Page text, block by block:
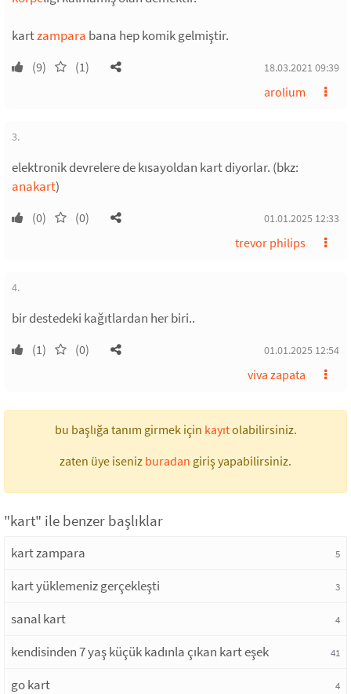
kartzampara bana hep komik gelmiştir.
(9) (1) 18.03.2021 09:39
arolium
3.
elektronik devrelere de kısayoldan kart diyorlar. (bkz:
anakart)
(0) (0) 01.01.2025 12:33
trevor philips
4.
bir destedeki kağıtlardan her biri..
(1) (0) 01.01.2025 12:54
viva zapata
bu başlığa tanım girmek için kayıtolabilirsiniz.
zaten üye iseniz buradan giriş yapabilirsiniz.
"kart" ile benzer başlıklar
kart zampara 5
kart yüklemeniz gerçekleşti 3
sanal kart 4
kendisinden 7 yaş küçük kadınla çıkan kart eşek 41
go kart 4